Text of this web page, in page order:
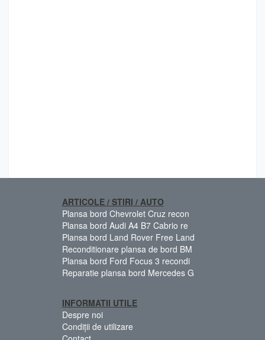
ARTICOLE / STIRI / AUTO
Plansa bord Chevrolet Cruz recon
Plansa bord Audi A4 B7 Cabrio re
Plansa bord Land Rover Free Land
Reconditionare plansa de bord BM
Plansa bord Ford Focus 3 recondi
Reparatie plansa bord Mercedes G
INFORMATII UTILE
Despre noi
Condiții de utilizare